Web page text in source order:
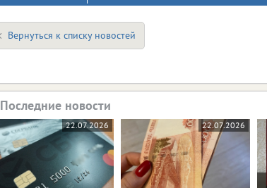
Вернуться к списку новостей
Последние новости
22.07.2026 22.07.2026